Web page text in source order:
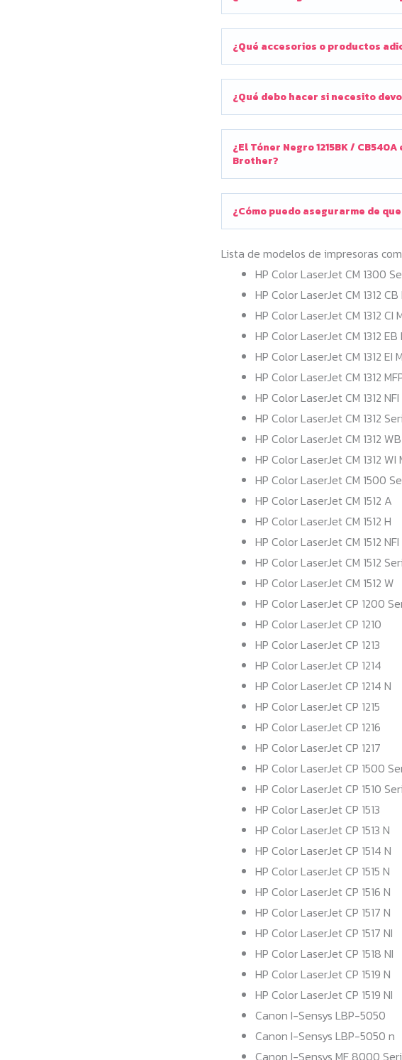
¿Qué accesorios o productos
¿Qué debo hacer si necesito
¿El Tóner Negro 1215BK /
Brother?
¿Cómo puedo asegurarme de
Lista de modelos de impresoras
HP Color LaserJet CM 1300
HP Color LaserJet CM 1312 CB
HP Color LaserJet CM 1312 CI
HP Color LaserJet CM 1312 EB
HP Color LaserJet CM 1312 EI
HP Color LaserJet CM 1312
HP Color LaserJet CM 1312 NFI
HP Color LaserJet CM 1312
HP Color LaserJet CM 1312
HP Color LaserJet CM 1312 WI
HP Color LaserJet CM 1500
HP Color LaserJet CM 1512 A
HP Color LaserJet CM 1512 H
HP Color LaserJet CM 1512 NFI
HP Color LaserJet CM 1512
HP Color LaserJet CM 1512 W
HP Color LaserJet CP 1200
HP Color LaserJet CP 1210
HP Color LaserJet CP 1213
HP Color LaserJet CP 1214
HP Color LaserJet CP 1214 N
HP Color LaserJet CP 1215
HP Color LaserJet CP 1216
HP Color LaserJet CP 1217
HP Color LaserJet CP 1500
HP Color LaserJet CP 1510
HP Color LaserJet CP 1513
HP Color LaserJet CP 1513 N
HP Color LaserJet CP 1514 N
HP Color LaserJet CP 1515 N
HP Color LaserJet CP 1516 N
HP Color LaserJet CP 1517 N
HP Color LaserJet CP 1517 NI
HP Color LaserJet CP 1518 NI
HP Color LaserJet CP 1519 N
HP Color LaserJet CP 1519 NI
Canon I-Sensys LBP-5050
Canon I-Sensys LBP-5050 n
Canon I-Sensys MF 8000